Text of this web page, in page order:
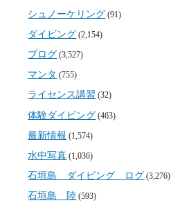
シュノーケリング (91)
ダイビング (2,154)
ブログ (3,527)
マンタ (755)
ライセンス講習 (32)
体験ダイビング (463)
最新情報 (1,574)
水中写真 (1,036)
石垣島 ダイビング ログ (3,276)
石垣島 陸 (593)